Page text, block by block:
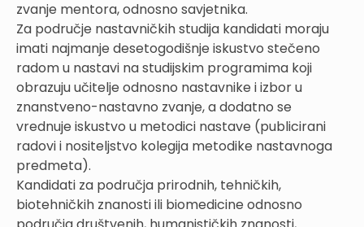
zvanje mentora, odnosno savjetnika.
Za područje nastavničkih studija kandidati moraju
imati najmanje desetogodišnje iskustvo stečeno
radom u nastavi na studijskim programima koji
obrazuju učitelje odnosno nastavnike i izbor u
znanstveno-nastavno zvanje, a dodatno se
vrednuje iskustvo u metodici nastave (publicirani
radovi i nositeljstvo kolegija metodike nastavnoga
predmeta).
Kandidati za područja prirodnih, tehničkih,
biotehničkih znanosti ili biomedicine odnosno